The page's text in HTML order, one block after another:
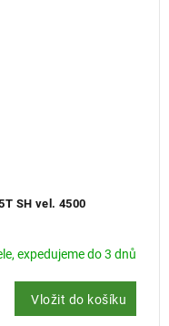
SH vel. 4500
expedujeme do 3 dnů
Vložit do košíku